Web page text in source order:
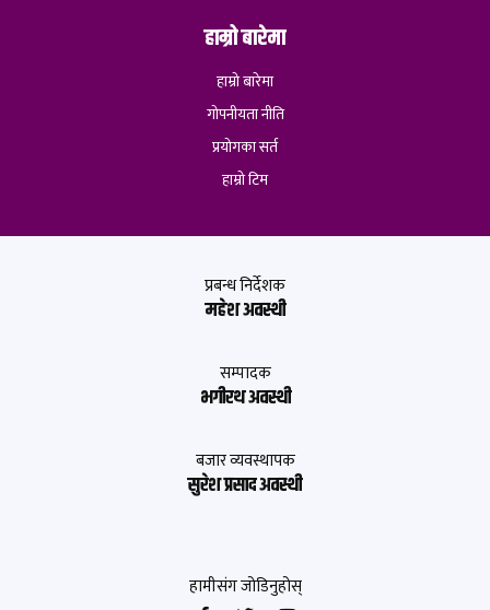
हाम्रो बारेमा
हाम्रो बारेमा
गोपनीयता नीति
प्रयोगका सर्त
हाम्रो टिम
प्रबन्ध निर्देशक
महेश अवस्थी
सम्पादक
भगीरथ अवस्थी
बजार व्यवस्थापक
सुरेश प्रसाद अवस्थी
हामीसंग जोडिनुहोस्